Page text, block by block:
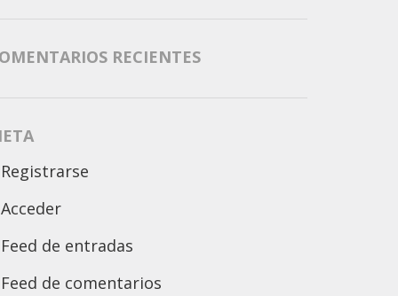
RECIENTES
Registrarse
Acceder
Feed de entradas
Feed de comentarios